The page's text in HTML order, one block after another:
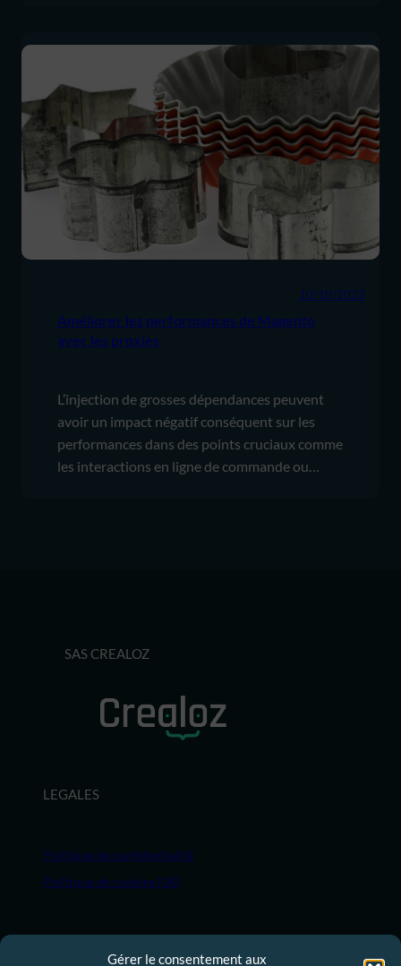
Gérer le consentement aux
10/10/2023
Améliorer les performances de Magento
avec les proxies
L’injection de grosses dépendances peuvent
avoir un impact négatif conséquent sur les
performances dans des points cruciaux comme
les interactions en ligne de commande ou…
SAS CREALOZ
LEGALES
Politique de confidentialité
Politique de cookies (UE)
MENU